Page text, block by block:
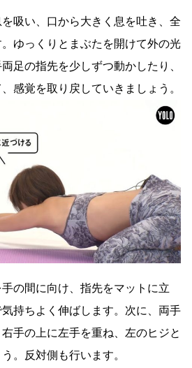
吸い、口から大きく息を吐き、全
ゆっくりとまぶたを開けて外の光
足の指先を少しずつ動かしたり、
感覚を取り戻していきましょう。
の間に向け、指先をマットに立
持ちよく伸ばします。次に、両手
手の上に左手を重ね、左のヒジと
。反対側も行います。